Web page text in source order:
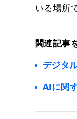
いる場所
関連記事
デジタ
AIに関